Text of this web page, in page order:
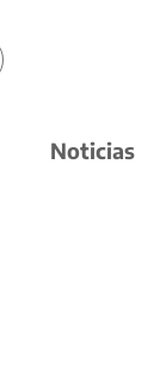
Noticias